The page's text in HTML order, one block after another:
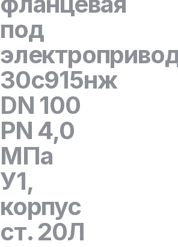
под
30с915нж
DN 100
PN 4,0
МПа
У1,
корпус
ст. 20Л